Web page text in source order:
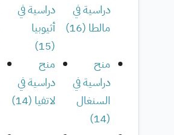
دراسية في
مالطا (
16
)
دراسية في
أثيوبيا
(
15
)
منح
دراسية في
السنغال
(
14
)
منح
دراسية في
لاتفيا (
14
)